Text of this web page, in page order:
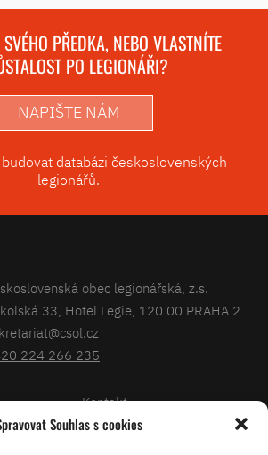
Souhlas s cookies
PŘEDKA, NEBO VLASTNÍTE
PO LEGIONÁŘI?
NAPIŠTE NÁM
databázi československých
legionářů.
obec legionářská, z.s.
33, Hotel Legie, 120 00 PRAHA 2
224 266 235
Kontakt
Databáze legionářů